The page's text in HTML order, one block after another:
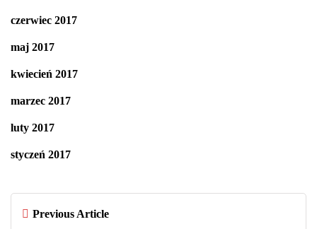
czerwiec 2017
maj 2017
kwiecień 2017
marzec 2017
luty 2017
styczeń 2017
Previous Article